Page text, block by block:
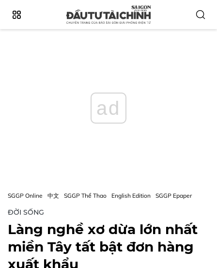
ad
SGGP Online 中文 SGGP Thể Thao English Edition SGGP Epaper
ĐỜI SỐNG
Làng nghề xơ dừa lớn nhất
miền Tây tất bật đơn hàng
xuất khẩu